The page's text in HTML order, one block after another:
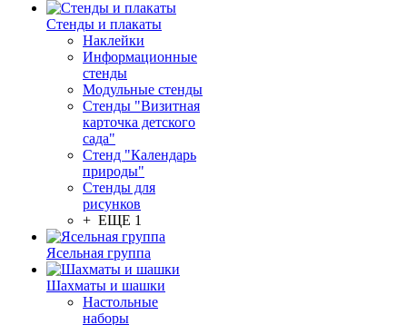
Стенды и плакаты
Наклейки
Информационные
стенды
Модульные стенды
Стенды "Визитная
карточка детского
сада"
Стенд "Календарь
природы"
Стенды для
рисунков
+ ЕЩЕ 1
Ясельная группа
Шахматы и шашки
Настольные
наборы